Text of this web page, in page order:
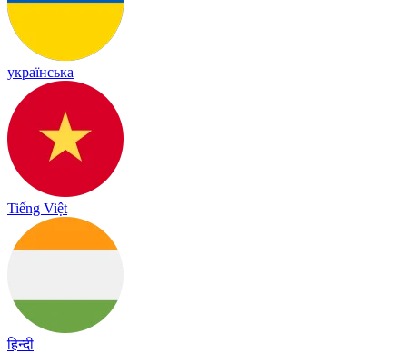
українська
Tiếng Việt
हिन्दी